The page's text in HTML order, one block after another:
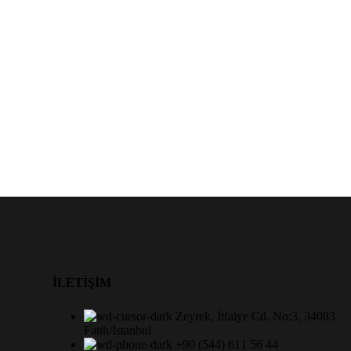
İLETİŞİM
Zeyrek, İtfaiye Cd. No:3, 34083
Fatih/İstanbul
+90 (544) 611 56 44